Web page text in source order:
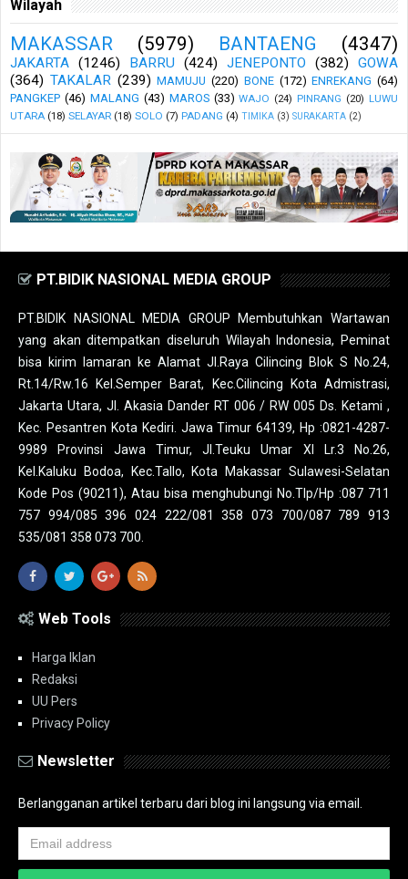
Wilayah
MAKASSAR (5979) BANTAENG (4347)
JAKARTA (1246) BARRU (424) JENEPONTO (382)
GOWA
(364) TAKALAR (239) MAMUJU (220) BONE (172) ENREKANG (64)
PANGKEP (46) MALANG (43) MAROS (33) WAJO (24) PINRANG (20) LUWU
UTARA (18) SELAYAR (18) SOLO (7) PADANG (4) TIMIKA (3) SURAKARTA (2)
PT.BIDIK NASIONAL MEDIA GROUP
PT.BIDIK NASIONAL MEDIA GROUP Membutuhkan Wartawan
yang akan ditempatkan diseluruh Wilayah Indonesia, Peminat
bisa kirim lamaran ke Alamat Jl.Raya Cilincing Blok S No.24,
Rt.14/Rw.16 Kel.Semper Barat, Kec.Cilincing Kota Admistrasi,
Jakarta Utara, Jl. Akasia Dander RT 006 / RW 005 Ds. Ketami ,
Kec. Pesantren Kota Kediri. Jawa Timur 64139, Hp :0821-4287-
9989 Provinsi Jawa Timur, Jl.Teuku Umar XI Lr.3 No.26,
Kel.Kaluku Bodoa, Kec.Tallo, Kota Makassar Sulawesi-Selatan
Kode Pos (90211), Atau bisa menghubungi No.Tlp/Hp :087 711
757 994/085 396 024 222/081 358 073 700/087 789 913
535/081 358 073 700.
Web Tools
Harga Iklan
Redaksi
UU Pers
Privacy Policy
Newsletter
Berlangganan artikel terbaru dari blog ini langsung via email.